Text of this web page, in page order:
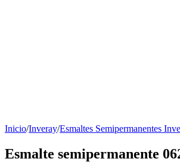
Inicio/Inveray/Esmaltes Semipermanentes
Esmalte semipermanente